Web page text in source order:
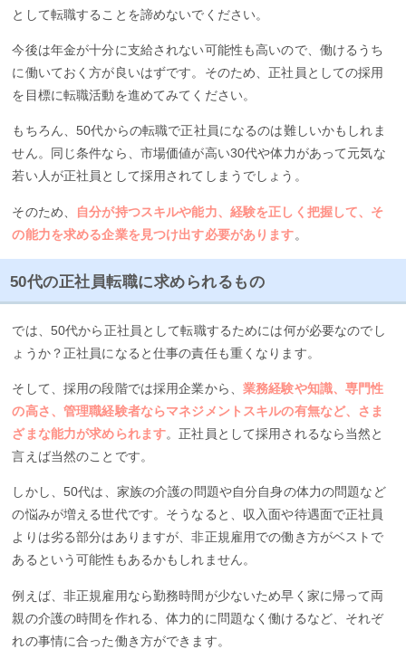
として転職することを諦めないでください。
今後は年金が十分に支給されない可能性も高いので、働けるうち
に働いておく方が良いはずです。そのため、正社員としての採用
を目標に転職活動を進めてみてください。
もちろん、50代からの転職で正社員になるのは難しいかもしれま
せん。同じ条件なら、市場価値が高い30代や体力があって元気な
若い人が正社員として採用されてしまうでしょう。
そのため、
自分が持つスキルや能力、経験を正しく把握して、そ
の能力を求める企業を見つけ出す必要があります。
50代の正社員転職に求められるもの
では、50代から正社員として転職するためには何が必要なのでし
ょうか？正社員になると仕事の責任も重くなります。
そして、採用の段階では採用企業から、業務経験や知識、専門性
の高さ、管理職経験者ならマネジメントスキルの有無など、さま
ざまな能力が求められます。正社員として採用されるなら当然と
言えば当然のことです。
しかし、50代は、家族の介護の問題や自分自身の体力の問題など
の悩みが増える世代です。そうなると、収入面や待遇面で正社員
よりは劣る部分はありますが、非正規雇用での働き方がベストで
あるという可能性もあるかもしれません。
例えば、非正規雇用なら勤務時間が少ないため早く家に帰って両
親の介護の時間を作れる、体力的に問題なく働けるなど、それぞ
れの事情に合った働き方ができます。